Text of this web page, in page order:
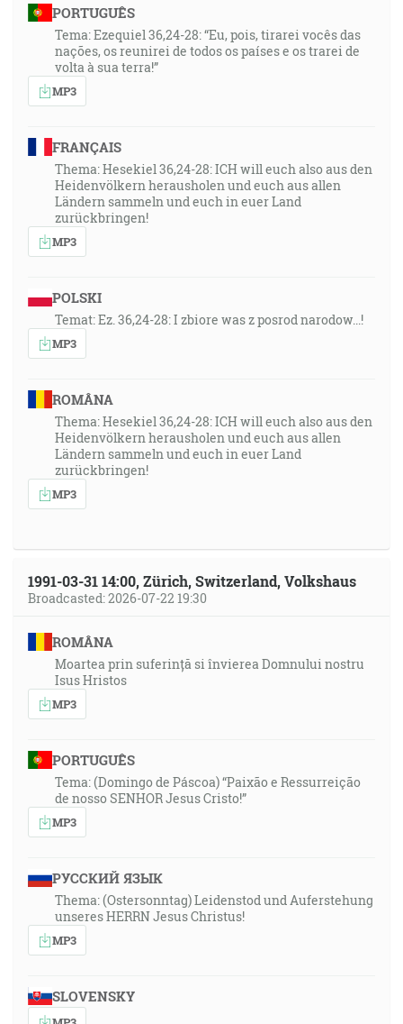
PORTUGUÊS
Tema: Ezequiel 36,24-28: “Eu, pois, tirarei vocês das
nações, os reunirei de todos os países e os trarei de
volta à sua terra!”
MP3
FRANÇAIS
Thema: Hesekiel 36,24-28: ICH will euch also aus den
Heidenvölkern herausholen und euch aus allen
Ländern sammeln und euch in euer Land
zurückbringen!
MP3
POLSKI
Temat: Ez. 36,24-28: I zbiore was z posrod narodow...!
MP3
ROMÂNA
Thema: Hesekiel 36,24-28: ICH will euch also aus den
Heidenvölkern herausholen und euch aus allen
Ländern sammeln und euch in euer Land
zurückbringen!
MP3
1991-03-31 14:00, Zürich, Switzerland, Volkshaus
Broadcasted: 2026-07-22 19:30
ROMÂNA
Moartea prin suferință si învierea Domnului nostru
Isus Hristos
MP3
PORTUGUÊS
Tema: (Domingo de Páscoa) “Paixão e Ressurreição
de nosso SENHOR Jesus Cristo!”
MP3
РУССКИЙ ЯЗЫК
Thema: (Ostersonntag) Leidenstod und Auferstehung
unseres HERRN Jesus Christus!
MP3
SLOVENSKY